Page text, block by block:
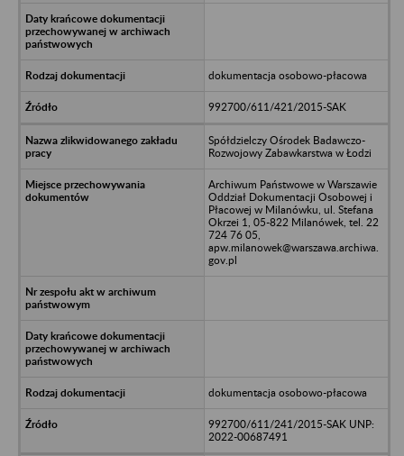
dokumentacja osobowo-płacowa
992700/611/421/2015-SAK
Spółdzielczy Ośrodek Badawczo-
Rozwojowy Zabawkarstwa w Łodzi
Archiwum Państwowe w Warszawie
Oddział Dokumentacji Osobowej i
Płacowej w Milanówku, ul. Stefana
Okrzei 1, 05-822 Milanówek, tel. 22
724 76 05,
apw.milanowek@warszawa.archiwa.
gov.pl
dokumentacja osobowo-płacowa
992700/611/241/2015-SAK UNP:
2022-00687491